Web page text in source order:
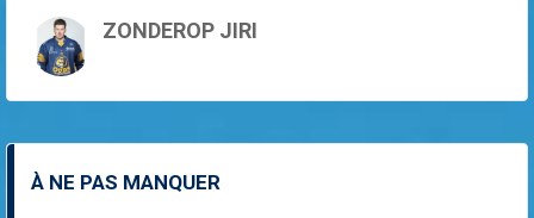
ZONDEROP JIRI
À NE PAS MANQUER